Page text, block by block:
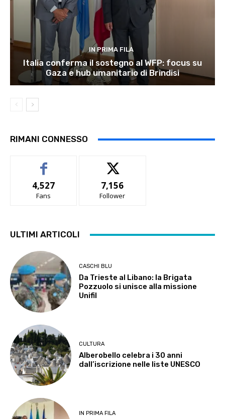
IN PRIMA FILA
Italia conferma il sostegno al WFP: focus su
Gaza e hub umanitario di Brindisi
RIMANI CONNESSO
4,527
Fans
7,156
Follower
ULTIMI ARTICOLI
CASCHI BLU
Da Trieste al Libano: la Brigata
Pozzuolo si unisce alla missione
Unifil
CULTURA
Alberobello celebra i 30 anni
dall’iscrizione nelle liste UNESCO
IN PRIMA FILA